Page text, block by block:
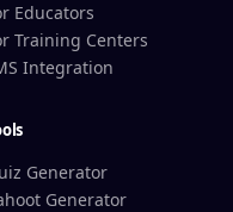
Educators
Training Centers
Integration
Generator
Generator